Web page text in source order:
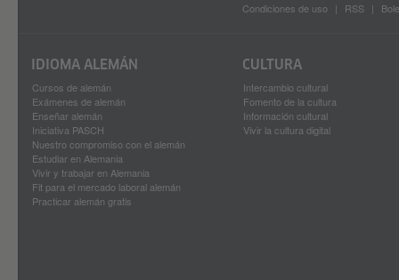
Condiciones de uso
RSS
IDIOMA ALEMÁN
Cursos de alemán
Exámenes de alemán
Enseñar alemán
Iniciativa PASCH
Nuestro compromiso con el alemán
Estudiar en Alemania
Vivir y trabajar en Alemania
Fit para el mercado laboral alemán
Practicar alemán gratis
CULTURA
Intercambio cultural
Fomento de la cultura
Información cultural
Vivir la cultura digital